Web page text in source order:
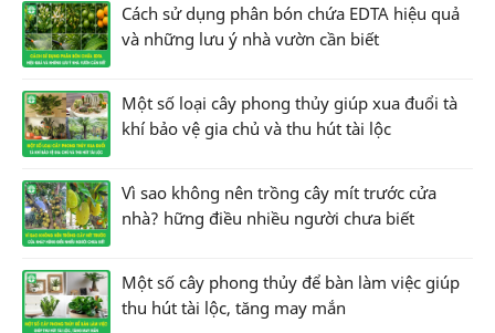
Cách sử dụng phân bón chứa EDTA hiệu quả
và những lưu ý nhà vườn cần biết
Một số loại cây phong thủy giúp xua đuổi tà
khí bảo vệ gia chủ và thu hút tài lộc
Vì sao không nên trồng cây mít trước cửa
nhà? hững điều nhiều người chưa biết
Một số cây phong thủy để bàn làm việc giúp
thu hút tài lộc, tăng may mắn